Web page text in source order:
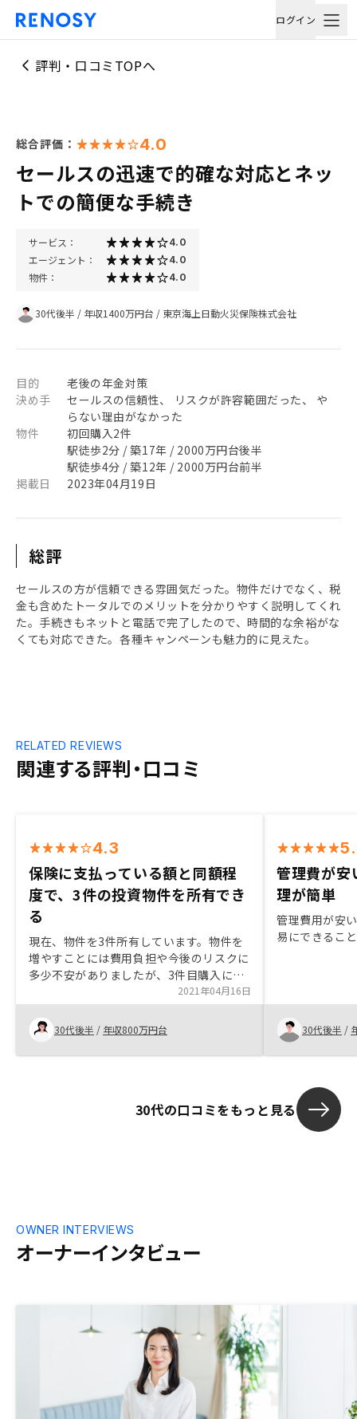
ログイン
評判・口コミTOPへ
総合評価： 4.0
セールスの迅速で的確な対応とネッ
トでの簡便な手続き
サービス： 4.0
エージェント： 4.0
物件： 4.0
30代後半 / 年収1400万円台 / 東京海上日動火災保険株式会社
目的
老後の年金対策
決め手
セールスの信頼性、 リスクが許容範囲だった、 や
らない理由がなかった
物件
初回購入2件
駅徒歩2分 / 築17年 / 2000万円台後半
駅徒歩4分 / 築12年 / 2000万円台前半
掲載日
2023年04月19日
総評
セールスの方が信頼できる雰囲気だった。物件だけでなく、税
金も含めたトータルでのメリットを分かりやすく説明してくれ
た。手続きもネットと電話で完了したので、時間的な余裕がな
くても対応できた。各種キャンペーンも魅力的に見えた。
関連する評判・口コミ
RELATED REVIEWS
4.3
保険に支払っている額と同額程
度で、3件の投資物件を所有でき
る
現在、物件を3件所有しています。物件を
増やすことには費用負担や今後のリスクに
多少不安がありましたが、3件目購入に踏
み切った理由としては、老後に必要な資金
が今の資産だと不足していることに気づい
たからです。 また、年齢が若く、働き盛
りなうちから投資をしたほうがいいと思
い、踏み切りました。 現在の不動産投資
トです。私の場合は、年間30～40万程度
2021年04月16日
30代後半 / 年収800万円台
管理費が安
理が簡単
管理費用が安
易にできるこ
30代後半 /
30代の口コミをもっと見る
オーナーインタビュー
OWNER INTERVIEWS